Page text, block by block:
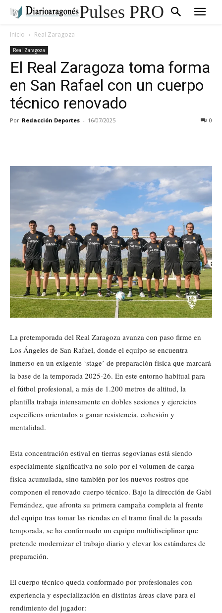
Pulses PRO
Inicio Real Zaragoza
Real Zaragoza
El Real Zaragoza toma forma
en San Rafael con un cuerpo
técnico renovado
Por Redacción Deportes - 16/07/2025 0
La pretemporada del Real Zaragoza avanza con paso firme en
Los Ángeles de San Rafael, donde el equipo se encuentra
inmerso en un exigente ‘stage’ de preparación física que marcará
la base de la temporada 2025-26. En este entorno habitual para
el fútbol profesional, a más de 1.200 metros de altitud, la
plantilla trabaja intensamente en dobles sesiones y ejercicios
específicos orientados a ganar resistencia, cohesión y
mentalidad.
Esta concentración estival en tierras segovianas está siendo
especialmente significativa no solo por el volumen de carga
física acumulada, sino también por los nuevos rostros que
componen el renovado cuerpo técnico. Bajo la dirección de Gabi
Fernández, que afronta su primera campaña completa al frente
del equipo tras tomar las riendas en el tramo final de la pasada
temporada, se ha conformado un equipo multidisciplinar que
pretende modernizar el trabajo diario y elevar los estándares de
preparación.
El cuerpo técnico queda conformado por profesionales con
experiencia y especialización en distintas áreas clave para el
rendimiento del jugador: